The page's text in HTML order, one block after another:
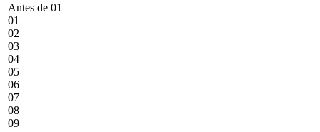
Antes de 01
01
02
03
04
05
06
07
08
09